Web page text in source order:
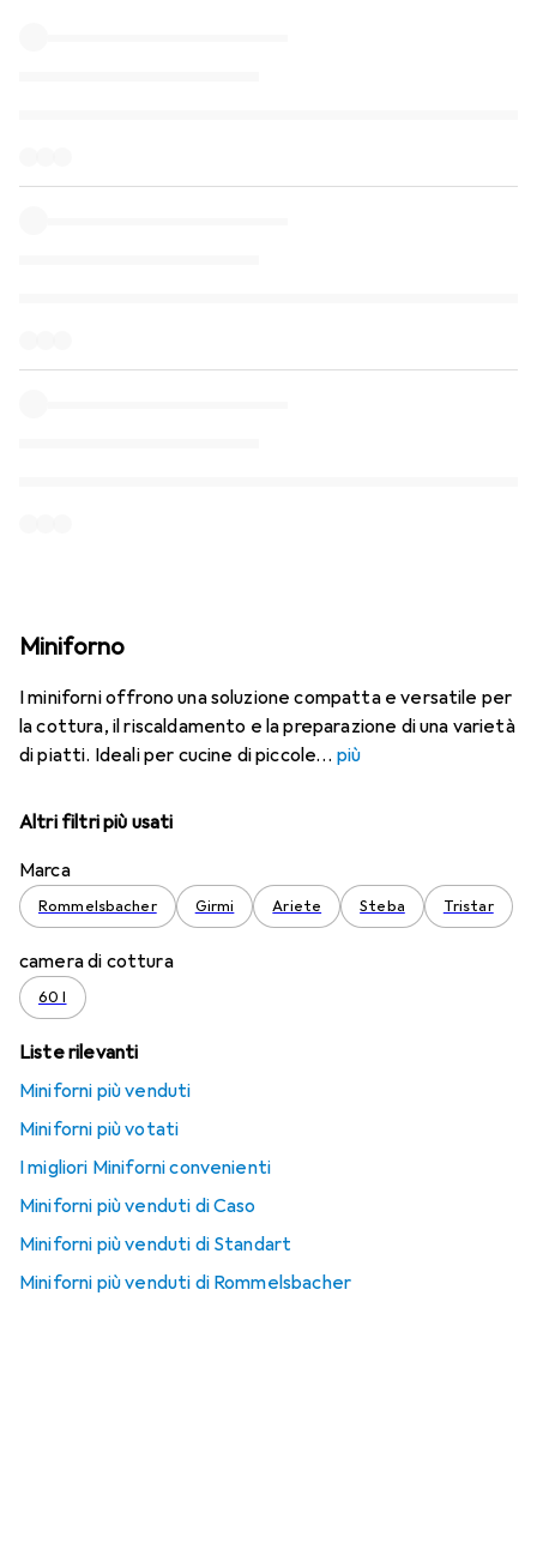
Miniforno
I miniforni offrono una soluzione compatta e versatile per
la cottura, il riscaldamento e la preparazione di una varietà
di piatti. Ideali per cucine di piccole
più
Altri filtri più usati
Marca
Rommelsbacher Girmi Ariete Steba Tristar
camera di cottura
60 l
Liste rilevanti
Miniforni più venduti
Miniforni più votati
I migliori Miniforni convenienti
Miniforni più venduti di Caso
Miniforni più venduti di Standart
Miniforni più venduti di Rommelsbacher